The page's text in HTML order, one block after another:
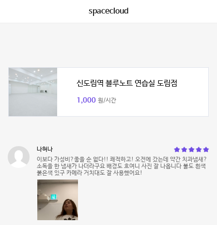
spacecloud
신도림역 블루노트 연습실 도림점
1,000 원/시간
나혀나
이보다 가성비?좋을 순 없다!! 쾌적하고! 오전에 갔는데 약간 치과냄새?
소독을 한 냄새가 나더라구요 배경도 흐여니 사진 잘 나옵니다 불도 흰색
붉은색 있구 카메라 거치대도 잘 사용했어요!